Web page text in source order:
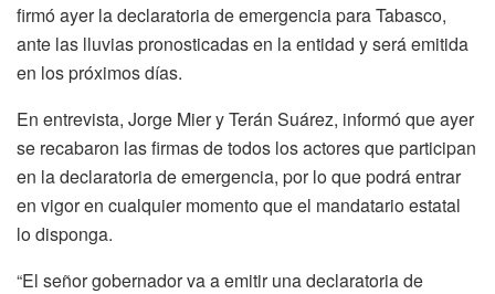
firmó ayer la declaratoria de emergencia para Tabasco,
ante las lluvias pronosticadas en la entidad y será emitida
en los próximos días.
En entrevista, Jorge Mier y Terán Suárez, informó que ayer
se recabaron las firmas de todos los actores que participan
en la declaratoria de emergencia, por lo que podrá entrar
en vigor en cualquier momento que el mandatario estatal
lo disponga.
“El señor gobernador va a emitir una declaratoria de